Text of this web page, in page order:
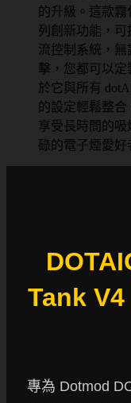
的升級。這款
列創新功能，
流控制系統，
擊，您都可以
於它與所有
的設定輕鬆整
享受長時間的
碌的電子煙愛好
Tank V4
專為 Dotmod